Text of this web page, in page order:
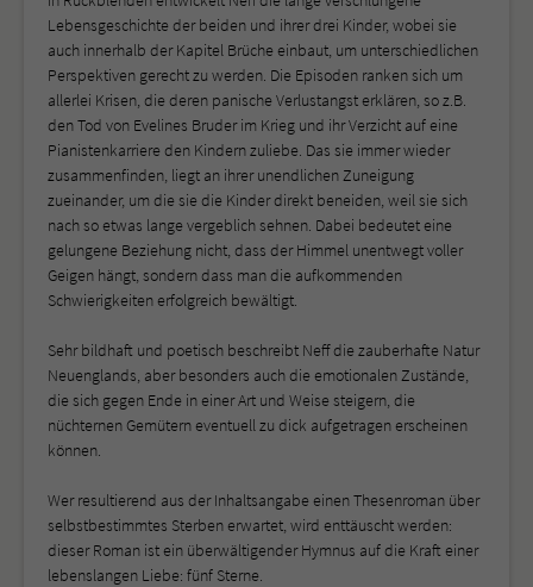
Lebensgeschichte der beiden und ihrer drei Kinder, wobei sie
auch innerhalb der Kapitel Brüche einbaut, um unterschiedlichen
Perspektiven gerecht zu werden. Die Episoden ranken sich um
allerlei Krisen, die deren panische Verlustangst erklären, so z.B.
den Tod von Evelines Bruder im Krieg und ihr Verzicht auf eine
Pianistenkarriere den Kindern zuliebe. Das sie immer wieder
zusammenfinden, liegt an ihrer unendlichen Zuneigung
zueinander, um die sie die Kinder direkt beneiden, weil sie sich
nach so etwas lange vergeblich sehnen. Dabei bedeutet eine
gelungene Beziehung nicht, dass der Himmel unentwegt voller
Geigen hängt, sondern dass man die aufkommenden
Schwierigkeiten erfolgreich bewältigt.
Sehr bildhaft und poetisch beschreibt Neff die zauberhafte Natur
Neuenglands, aber besonders auch die emotionalen Zustände,
die sich gegen Ende in einer Art und Weise steigern, die
nüchternen Gemütern eventuell zu dick aufgetragen erscheinen
können.
Wer resultierend aus der Inhaltsangabe einen Thesenroman über
selbstbestimmtes Sterben erwartet, wird enttäuscht werden:
dieser Roman ist ein überwältigender Hymnus auf die Kraft einer
lebenslangen Liebe: fünf Sterne.